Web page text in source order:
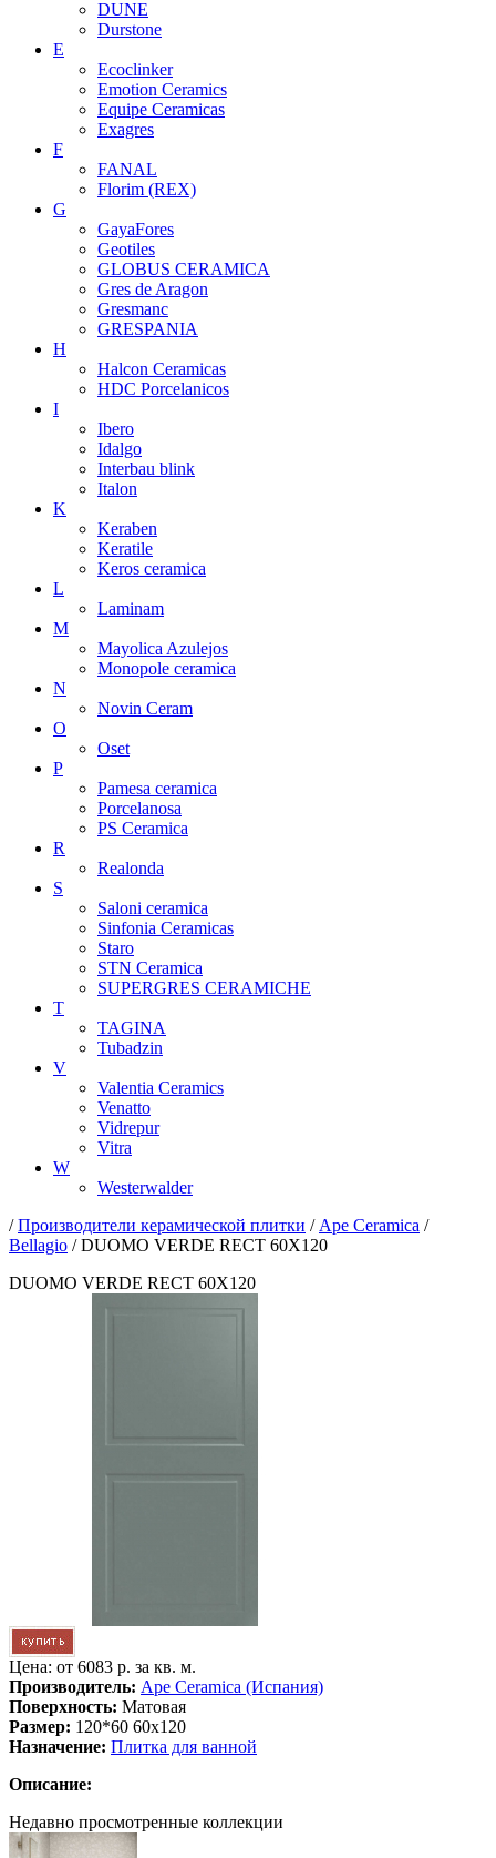
DUNE
Durstone
E
Ecoclinker
Emotion Ceramics
Equipe Ceramicas
Exagres
F
FANAL
Florim (REX)
G
GayaFores
Geotiles
GLOBUS CERAMICA
Gres de Aragon
Gresmanc
GRESPANIA
H
Halcon Ceramicas
HDC Porcelanicos
I
Ibero
Idalgo
Interbau blink
Italon
K
Keraben
Keratile
Keros ceramica
L
Laminam
M
Mayolica Azulejos
Monopole ceramica
N
Novin Ceram
O
Oset
P
Pamesa ceramica
Porcelanosa
PS Ceramica
R
Realonda
S
Saloni ceramica
Sinfonia Ceramicas
Staro
STN Ceramica
SUPERGRES CERAMICHE
T
TAGINA
Tubadzin
V
Valentia Ceramics
Venatto
Vidrepur
Vitra
W
Westerwalder
/Производители керамической плитки / Ape Ceramica /
Bellagio / DUOMO VERDE RECT 60X120
DUOMO VERDE RECT 60X120
Цена: от 6083 р. за кв. м.
Производитель: Ape Ceramica (Испания)
Поверхность: Матовая
Размер: 120*60 60x120
Назначение: Плитка для ванной
Описание:
Недавно просмотренные коллекции